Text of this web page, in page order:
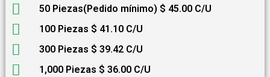
50 Piezas(Pedido mínimo) $ 45.00 C/U
100 Piezas $ 41.10 C/U
300 Piezas $ 39.42 C/U
1,000 Piezas $ 36.00 C/U